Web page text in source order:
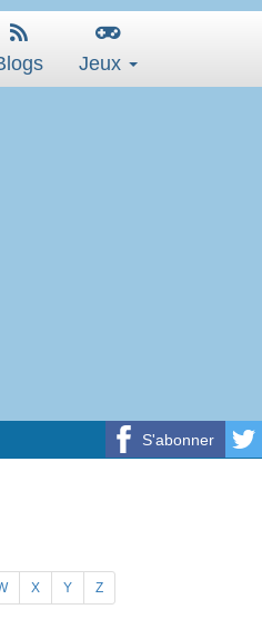
Jeux
S'abonner
X Y Z